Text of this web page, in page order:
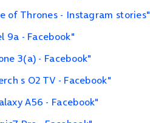
of Thrones - Instagram stories"
9a - Facebook"
3(a) - Facebook"
s O2 TV - Facebook"
A56 - Facebook"